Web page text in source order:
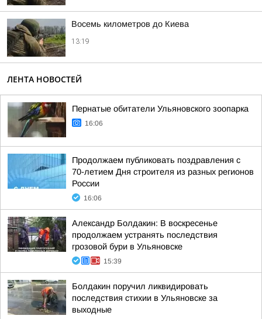
Восемь километров до Киева
13:19
ЛЕНТА НОВОСТЕЙ
Пернатые обитатели Ульяновского зоопарка
16:06
Продолжаем публиковать поздравления с
70-летием Дня строителя из разных регионов
России
16:06
Александр Болдакин: В воскресенье
продолжаем устранять последствия
грозовой бури в Ульяновске
15:39
Болдакин поручил ликвидировать
последствия стихии в Ульяновске за
выходные